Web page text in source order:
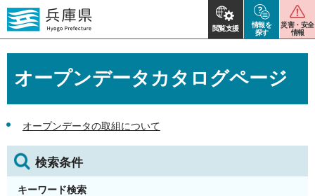
閲覧支援
情報を
探す
災害・安全
情報
オープンデータカタログページ
オープンデータの取組について
検索条件
キーワード検索